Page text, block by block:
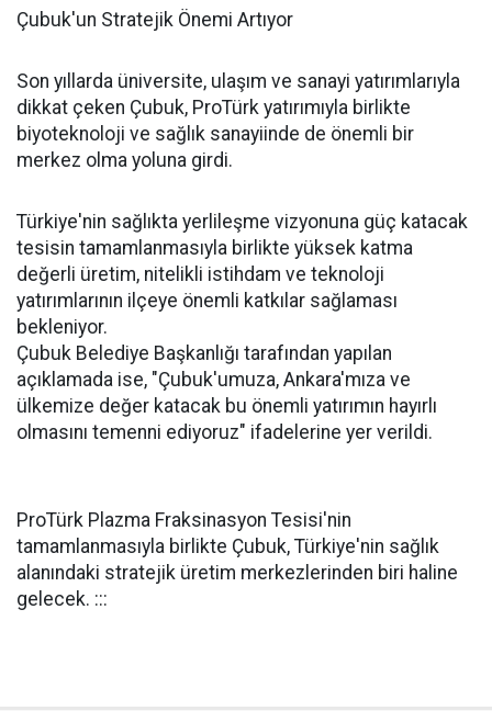
Çubuk'un Stratejik Önemi Artıyor
Son yıllarda üniversite, ulaşım ve sanayi yatırımlarıyla
dikkat çeken Çubuk, ProTürk yatırımıyla birlikte
biyoteknoloji ve sağlık sanayiinde de önemli bir
merkez olma yoluna girdi.
Türkiye'nin sağlıkta yerlileşme vizyonuna güç katacak
tesisin tamamlanmasıyla birlikte yüksek katma
değerli üretim, nitelikli istihdam ve teknoloji
yatırımlarının ilçeye önemli katkılar sağlaması
bekleniyor.
Çubuk Belediye Başkanlığı tarafından yapılan
açıklamada ise, "Çubuk'umuza, Ankara'mıza ve
ülkemize değer katacak bu önemli yatırımın hayırlı
olmasını temenni ediyoruz" ifadelerine yer verildi.
ProTürk Plazma Fraksinasyon Tesisi'nin
tamamlanmasıyla birlikte Çubuk, Türkiye'nin sağlık
alanındaki stratejik üretim merkezlerinden biri haline
gelecek. :::